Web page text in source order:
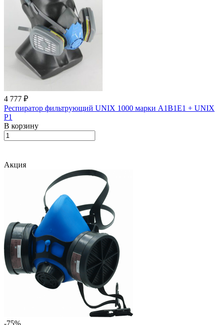
4 777 ₽
Респиратор фильтрующий UNIX 1000 марки А1В1Е1 + UNIX
Р1
В корзину
Акция
-75%